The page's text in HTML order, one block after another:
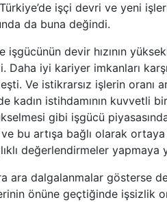
işçi devri ve yeni
da buna değindi.
işgücünün devir hızının
Daha iyi kariyer imkanları
Ve istikrarsız işlerin oranı
istihdamının kuvvetli bir
gibi işgücü
ve bu artışa bağlı olarak
değerlendirmeler yapmaya
ara dalgalanmalar gösterse
önüne geçtiğinde işsizlik